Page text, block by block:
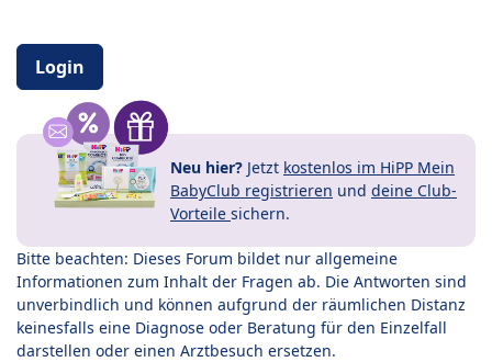
Login
Neu hier? Jetzt kostenlos im HiPP Mein
BabyClub registrieren und deine Club-
Vorteile sichern.
Bitte beachten: Dieses Forum bildet nur allgemeine
Informationen zum Inhalt der Fragen ab. Die Antworten sind
unverbindlich und können aufgrund der räumlichen Distanz
keinesfalls eine Diagnose oder Beratung für den Einzelfall
darstellen oder einen Arztbesuch ersetzen.